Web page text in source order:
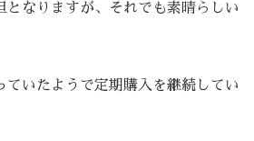
となりますが、それでも素晴らしい
ていたようで定期購入を継続してい